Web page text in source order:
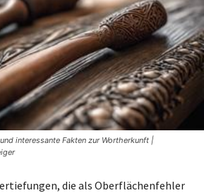
interessante Fakten zur Wortherkunft |
die als Oberflächenfehler